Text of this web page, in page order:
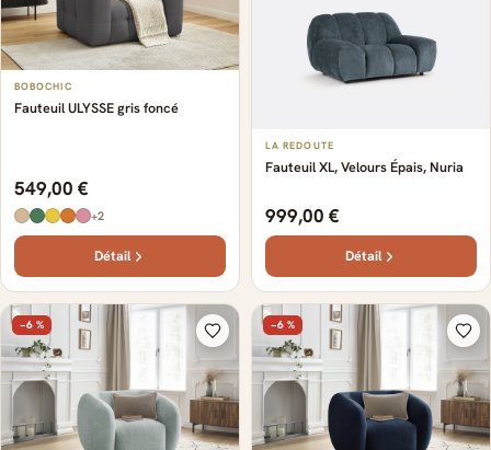
BOBOCHIC
Fauteuil ULYSSE gris foncé
549,00 €
+2
Détail
LA REDOUTE
Fauteuil XL, Velours Épais, Nuria
999,00 €
Détail
−6 % −6 %